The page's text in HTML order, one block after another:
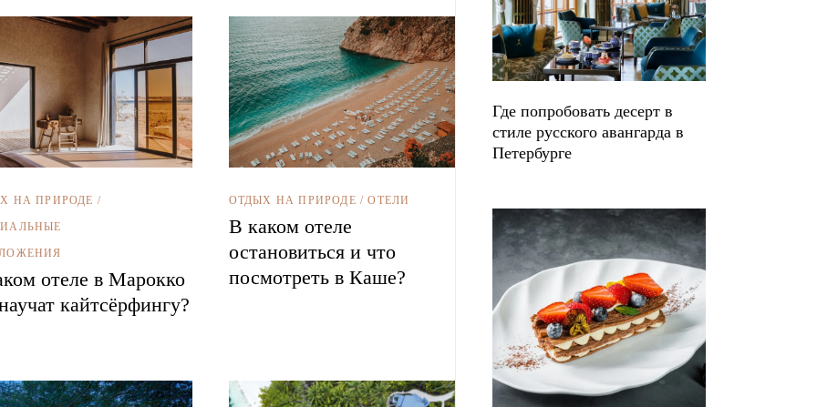
НА ПРИРОДЕ /
отеле в Марокко
кайтсёрфингу?
ОТДЫХ НА ПРИРОДЕ /ОТЕЛИ
В каком отеле
остановиться и что
посмотреть в Каше?
Где попробовать десерт в
стиле русского авангарда в
Петербурге